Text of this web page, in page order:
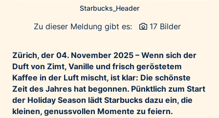
Starbucks
Superbrands Austria
Tante Fanny
Vollpension
win2day
Starbucks_Header
Zu dieser Meldung gibt es: 17 Bilder
Zürich, der 04. November 2025 – Wenn sich der
Duft von Zimt, Vanille und frisch geröstetem
Kaffee in der Luft mischt, ist klar: Die schönste
Zeit des Jahres hat begonnen. Pünktlich zum Start
der Holiday Season lädt Starbucks dazu ein, die
kleinen, genussvollen Momente zu feiern.